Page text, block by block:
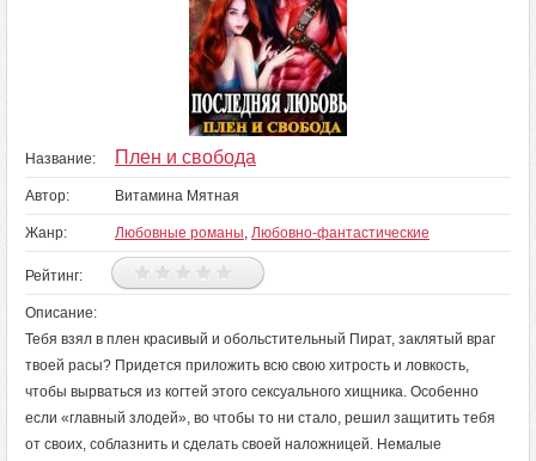
Название: Плен и свобода
Автор: Витамина Мятная
Жанр: Любовные романы, Любовно-фантастические
Рейтинг:
Описание:
Тебя взял в плен красивый и обольстительный Пират, заклятый враг
твоей расы? Придется приложить всю свою хитрость и ловкость,
чтобы вырваться из когтей этого сексуального хищника. Особенно
если «главный злодей», во чтобы то ни стало, решил защитить тебя
от своих, соблазнить и сделать своей наложницей. Немалые